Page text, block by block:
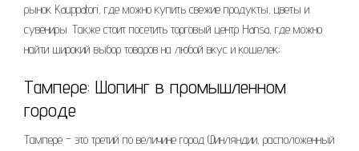
рынок Kauppatori, где можно купить свежие продукты, цветы и
сувениры. Также стоит посетить торговый центр Hansa, где можно
найти широкий выбор товаров на любой вкус и кошелек;
Тампере: Шопинг в промышленном
городе
Тампере – это третий по величине город Финляндии, расположенный